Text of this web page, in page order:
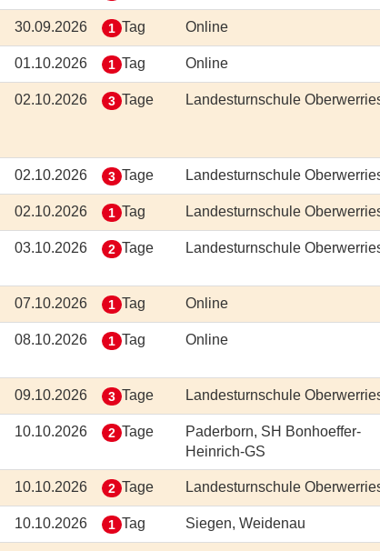
30.09.2026 1 Tag Online
01.10.2026 1 Tag Online
02.10.2026 3 Tage Landesturnschule
02.10.2026 3 Tage Landesturnschule
02.10.2026 1 Tag Landesturnschule
03.10.2026 2 Tage Landesturnschule
07.10.2026 1 Tag Online
08.10.2026 1 Tag Online
09.10.2026 3 Tage Landesturnschule
10.10.2026 2 Tage
Paderborn, SH Bonhoeffer-
Heinrich-GS
10.10.2026 2 Tage Landesturnschule
10.10.2026 1 Tag Siegen, Weidenau